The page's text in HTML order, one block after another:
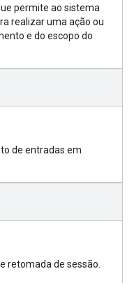
permite ao sistema
realizar uma ação ou
e do escopo do
de entradas em
retomada de sessão.